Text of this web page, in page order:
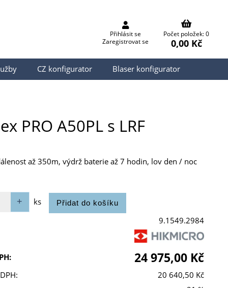
Přihlásit se
Zaregistrovat se
Počet položek: 0
0,00 Kč
CZ konfigurator Blaser konfigurator
PRO A50PL s LRF
až 350m, výdrž baterie až 7 hodin, lov den / noc
ks
9.1549.2984
24 975,00 Kč
20 640,50 Kč